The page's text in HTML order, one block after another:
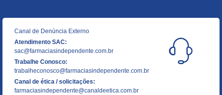
Canal de Denúncia Externo
Atendimento SAC:
sac@farmaciasindependente.com.br
Trabalhe Conosco:
trabalheconosco@farmaciasindependente.com.br
Canal de ética / solicitações:
farmaciasindependente@canaldeetica.com.br